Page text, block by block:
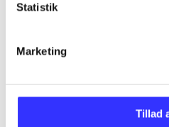
Statistik
Marketing
Tillad